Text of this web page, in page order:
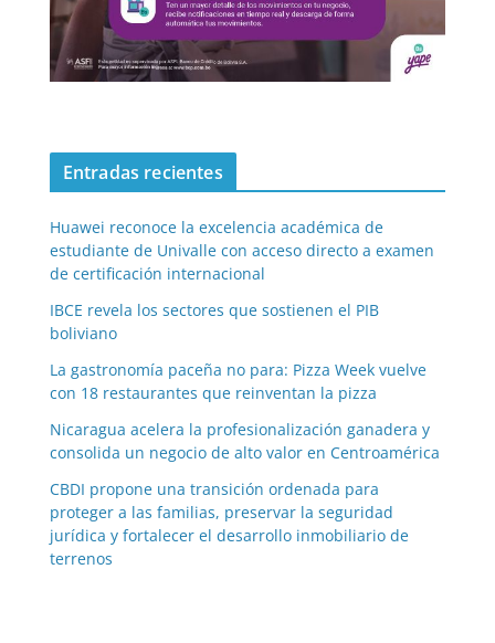
Entradas recientes
Huawei reconoce la excelencia académica de
estudiante de Univalle con acceso directo a examen
de certificación internacional
IBCE revela los sectores que sostienen el PIB
boliviano
La gastronomía paceña no para: Pizza Week vuelve
con 18 restaurantes que reinventan la pizza
Nicaragua acelera la profesionalización ganadera y
consolida un negocio de alto valor en Centroamérica
CBDI propone una transición ordenada para
proteger a las familias, preservar la seguridad
jurídica y fortalecer el desarrollo inmobiliario de
terrenos